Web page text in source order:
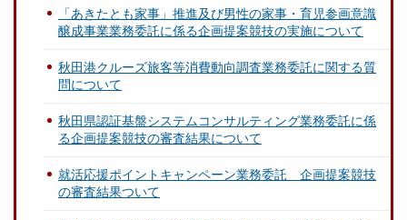
「あきたとも家事」推進及び男性の家事・育児参画意識
醸成事業業務委託に係る企画提案競技の実施について
秋田港クルーズ旅客等消費動向調査業務委託に関する質
問について
秋田県認証基盤システムコンサルティング業務委託に係
る企画提案競技の審査結果について
就活応援ポイントキャンペーン業務委託 企画提案競技
の審査結果ついて